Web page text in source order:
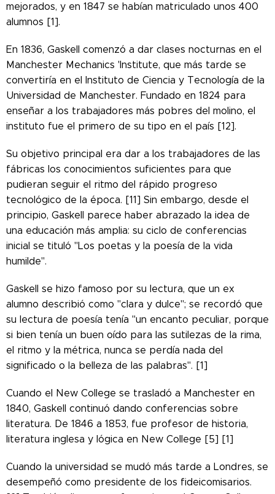
mejorados, y en 1847 se habían matriculado unos 400
alumnos [1].
En 1836, Gaskell comenzó a dar clases nocturnas en el
Manchester Mechanics 'Institute, que más tarde se
convertiría en el Instituto de Ciencia y Tecnología de la
Universidad de Manchester. Fundado en 1824 para
enseñar a los trabajadores más pobres del molino, el
instituto fue el primero de su tipo en el país [12].
Su objetivo principal era dar a los trabajadores de las
fábricas los conocimientos suficientes para que
pudieran seguir el ritmo del rápido progreso
tecnológico de la época. [11] Sin embargo, desde el
principio, Gaskell parece haber abrazado la idea de
una educación más amplia: su ciclo de conferencias
inicial se tituló "Los poetas y la poesía de la vida
humilde".
Gaskell se hizo famoso por su lectura, que un ex
alumno describió como "clara y dulce"; se recordó que
su lectura de poesía tenía "un encanto peculiar, porque
si bien tenía un buen oído para las sutilezas de la rima,
el ritmo y la métrica, nunca se perdía nada del
significado o la belleza de las palabras". [1]
Cuando el New College se trasladó a Manchester en
1840, Gaskell continuó dando conferencias sobre
literatura. De 1846 a 1853, fue profesor de historia,
literatura inglesa y lógica en New College [5] [1]
Cuando la universidad se mudó más tarde a Londres, se
desempeñó como presidente de los fideicomisarios.